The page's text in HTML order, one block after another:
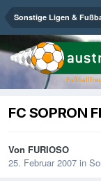
Sonstige Ligen &
FC SOPRON
Von FURIOSO
25. Februar 2007 in